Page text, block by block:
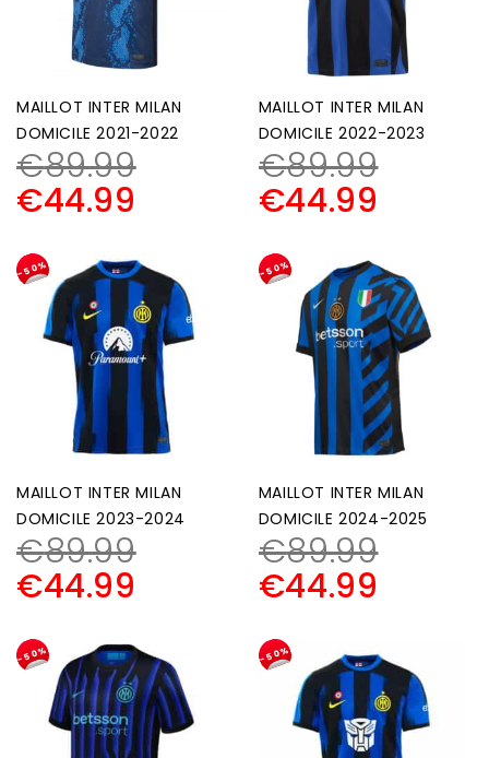
MAILLOT INTER MILAN
DOMICILE 2021-2022
€89.99
€44.99
MAILLOT INTER MILAN
DOMICILE 2022-2023
€89.99
€44.99
-50%
MAILLOT INTER MILAN
DOMICILE 2023-2024
€89.99
€44.99
-50%
MAILLOT INTER MILAN
DOMICILE 2024-2025
€89.99
€44.99
-50% -50%